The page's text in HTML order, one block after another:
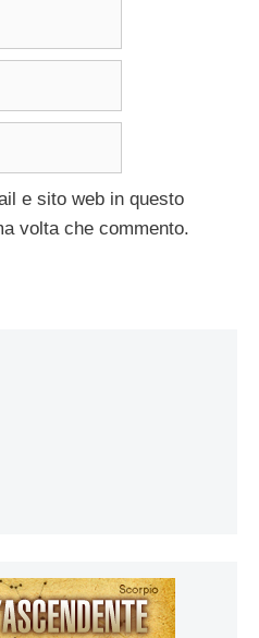
e sito web in questo
volta che commento.